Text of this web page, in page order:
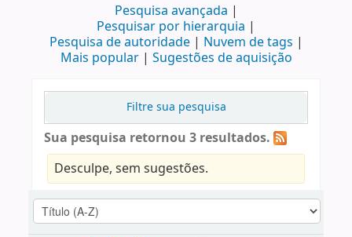
Pesquisa avançada
Pesquisar por hierarquia
Pesquisa de autoridade
Nuvem de tags
Mais popular
Sugestões de aquisição
Filtre sua pesquisa
Sua pesquisa retornou 3 resultados.
Desculpe, sem sugestões.